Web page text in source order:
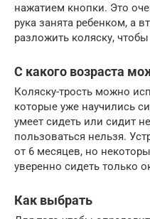
нажатием кнопки. Это
рука занята ребенком, а
разложить коляску,
С какого возраста
Коляску-трость можно
которые уже научились
умеет сидеть или сидит
пользоваться нельзя.
от 6 месяцев, но
уверенно сидеть только
Как выбрать